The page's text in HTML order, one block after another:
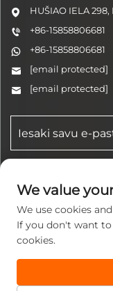
HUŠIAO IELA
+86-15858806681
+86-15858806681
[email protected]
[email protected]
Autortiesības © 2025
Jinzhi
tehnoloģiju ko.,
We value
We use cookies
If you don't want to
cookies.